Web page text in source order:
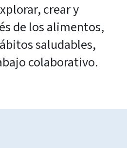
crear y
de los alimentos,
saludables,
colaborativo.